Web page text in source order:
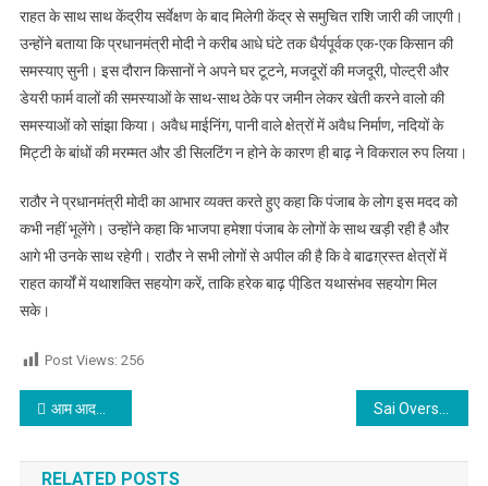
राहत के साथ साथ केंद्रीय सर्वेक्षण के बाद मिलेगी केंद्र से समुचित राशि जारी की जाएगी।
उन्होंने बताया कि प्रधानमंत्री मोदी ने करीब आधे घंटे तक धैर्यपूर्वक एक-एक किसान की
समस्याए सुनी। इस दौरान किसानों ने अपने घर टूटने, मजदूरों की मजदूरी, पोल्ट्री और
डेयरी फार्म वालों की समस्याओं के साथ-साथ ठेके पर जमीन लेकर खेती करने वालो की
समस्याओं को सांझा किया। अवैध माईनिंग, पानी वाले क्षेत्रों में अवैध निर्माण, नदियों के
मिट्टी के बांधों की मरम्मत और डी सिलटिंग न होने के कारण ही बाढ़ ने विकराल रुप लिया।
राठौर ने प्रधानमंत्री मोदी का आभार व्यक्त करते हुए कहा कि पंजाब के लोग इस मदद को
कभी नहीं भूलेंगे। उन्होंने कहा कि भाजपा हमेशा पंजाब के लोगों के साथ खड़ी रही है और
आगे भी उनके साथ रहेगी। राठौर ने सभी लोगों से अपील की है कि वे बाढग़्रस्त क्षेत्रों में
राहत कार्यों में यथाशक्ति सहयोग करें, ताकि हरेक बाढ़ पीडि़त यथासंभव सहयोग मिल
सके।
Post Views: 256
Post navigation
आम आदमी पार्टी के अब इस विधायक को पुलिस ने छेड़छाड़ मामले में किया गिरफ्तार Sai Overseas Educational Services के ऑफिस में GST विभाग की दबिश
RELATED POSTS